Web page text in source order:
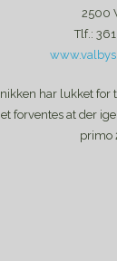
2500
Tlf.:
har lukket for
forventes at der
primo